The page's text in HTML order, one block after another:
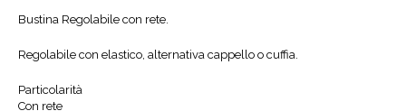
Bustina Regolabile con rete.
Regolabile con elastico, alternativa cappello o cuffia.
Particolarità
Con rete